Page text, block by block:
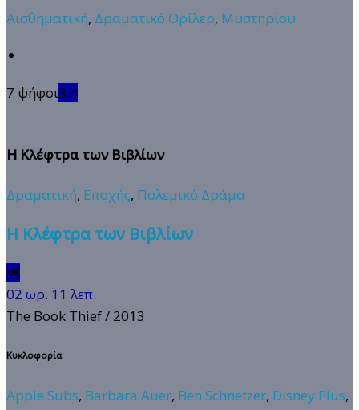
Αισθηματική, Δραματικό Θρίλερ, Μυστηρίου
7 ψήφοι3.4
Η Κλέφτρα των Βιβλίων
Δραματική, Εποχής, Πολεμικό Δράμα
Η Κλέφτρα των Βιβλίων
🆗
02 ωρ. 11 λεπ.
The Book Thief/ 2013
Κυκλοφορία
Apple Subs, Barbara Auer, Ben Schnetzer, Disney Plus,